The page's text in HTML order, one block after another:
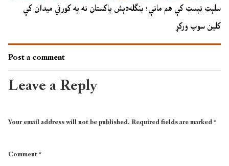
سلېټ ټېسټ کې هم ماتې؛ بنګله‌دېش پاکستان ته په کورني میدان کې
کلین سوپ ورکړ
Post a comment
Leave a Reply
Your email address will not be published.Required fields are marked*
Comment*